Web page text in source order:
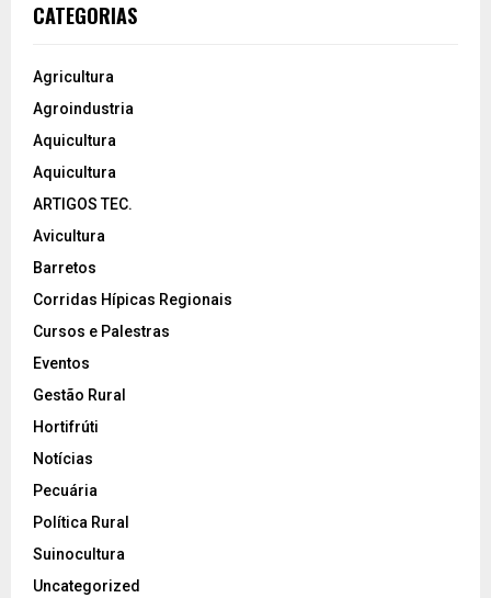
CATEGORIAS
Agricultura
Agroindustria
Aquicultura
Aquicultura
ARTIGOS TEC.
Avicultura
Barretos
Corridas Hípicas Regionais
Cursos e Palestras
Eventos
Gestão Rural
Hortifrúti
Notícias
Pecuária
Política Rural
Suinocultura
Uncategorized